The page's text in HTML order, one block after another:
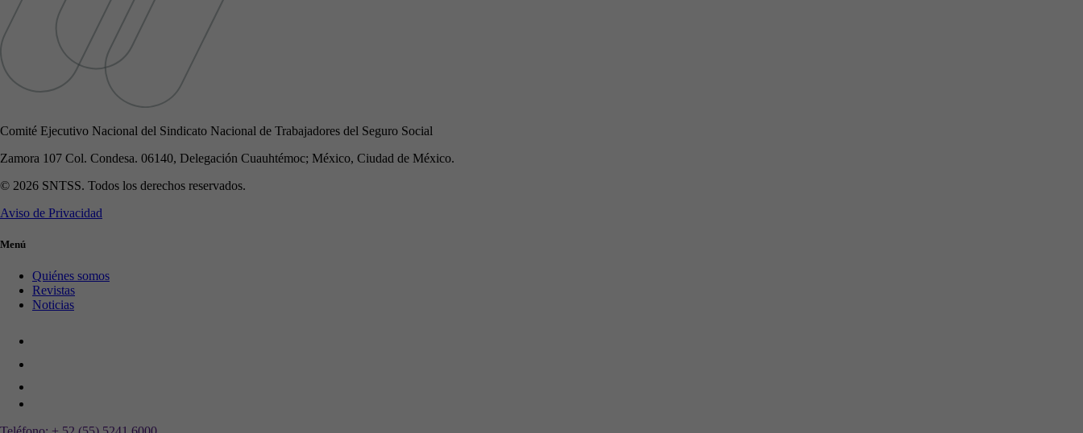
Comité Ejecutivo Nacional del Sindicato Nacional de Trabajadores del Seguro Social
Zamora 107 Col. Condesa. 06140, Delegación Cuauhtémoc; México, Ciudad de México.
© 2026 SNTSS. Todos los derechos reservados.
Aviso de Privacidad
Menú
Quiénes somos
Revistas
Noticias